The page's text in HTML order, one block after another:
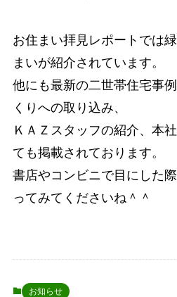
お住まい拝見レポートでは
まいが紹介されています。
他にも最新の二世帯住宅事
くりへの取り込み、
ＫＡＺスタッフの紹介、本
ても掲載されております。
書店やコンビニで目にした
ってみてくださいね＾＾
お知らせ